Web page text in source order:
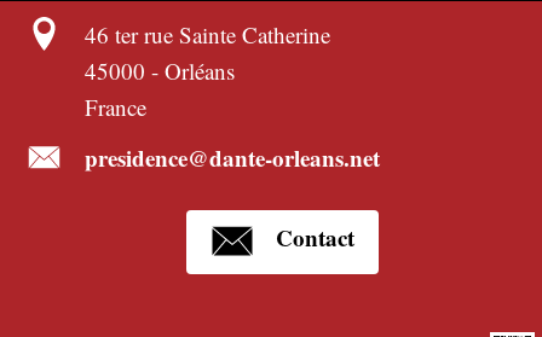
46 ter rue Sainte Catherine
45000 - Orléans
France
presidence@dante-orleans.net
Contact